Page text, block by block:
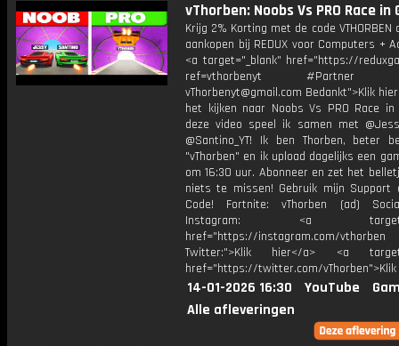
vThorben: Noobs Vs PRO Race in
Krijg 2% Korting met de code VTHORBEN
aankopen bij REDUX voor Computers +
<a target="_blank" href="https://
ref=vthorbenyt #Partner
vThorbenyt@gmail.com Bedankt">Klik
het kijken naar Noobs Vs PRO Race in
deze video speel ik samen met
@Santino_YT! Ik ben Thorben, beter
"vThorben" en ik upload dagelijks een
om 16:30 uur. Abonneer en zet het
niets te missen! Gebruik mijn Support
Code! Fortnite: vThorben (ad)
Instagram: <a
href="https://instagram.com/vthorben
Twitter:">Klik hier</a> <a
href="https://twitter.com/
14-01-2026 16:30 YouTube
Alle afleveringen